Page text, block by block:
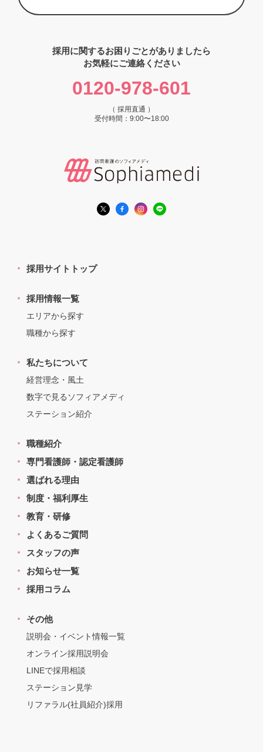
採用に関するお困りごとがありましたら
お気軽にご連絡ください
0120-978-601
（ 採用直通 ）
受付時間：9:00〜18:00
採用サイトトップ
採用情報一覧
エリアから探す
職種から探す
私たちについて
経営理念・風土
数字で見るソフィアメディ
ステーション紹介
職種紹介
専門看護師・認定看護師
選ばれる理由
制度・福利厚生
教育・研修
よくあるご質問
スタッフの声
お知らせ一覧
採用コラム
その他
説明会・イベント情報一覧
オンライン採用説明会
LINEで採用相談
ステーション見学
リファラル(社員紹介)採用